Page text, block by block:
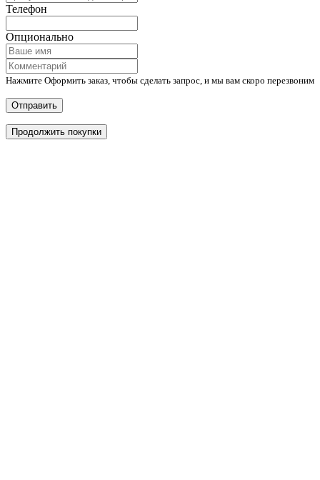
Телефон
Опционально
Нажмите Оформить заказ, чтобы сделать запрос, и мы вам скоро перезвоним
Отправить
Продолжить покупки